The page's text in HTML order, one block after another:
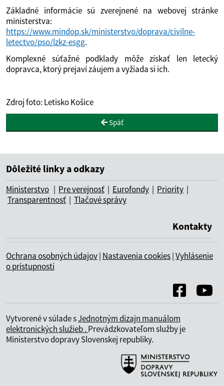
Základné informácie sú zverejnené na webovej stránke
ministerstva:
https://www.mindop.sk/ministerstvo/doprava/civilne-
letectvo/pso/lzkz-esgg.
Komplexné súťažné podklady môže získať len letecký
dopravca, ktorý prejaví záujem a vyžiada si ich.
Zdroj foto: Letisko Košice
Späť
Dôležité linky a odkazy
Ministerstvo | Pre verejnosť | Eurofondy | Priority |
Transparentnosť | Tlačové správy
Kontakty
Ochrana osobných údajov| Nastavenia cookies|Vyhlásenie
o prístupnosti
Vytvorené v súlade sJednotným dizajn manuálom
elektronických služieb . Prevádzkovateľom služby je
Ministerstvo dopravy Slovenskej republiky.